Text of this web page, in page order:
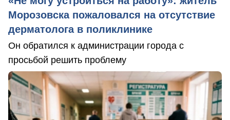
Морозовска пожаловался на отсутствие
дерматолога в поликлинике
Он обратился к администрации города с
просьбой решить проблему